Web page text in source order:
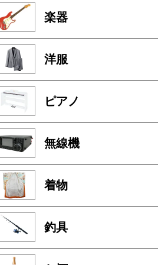
楽器
洋服
ピアノ
無線機
着物
釣具